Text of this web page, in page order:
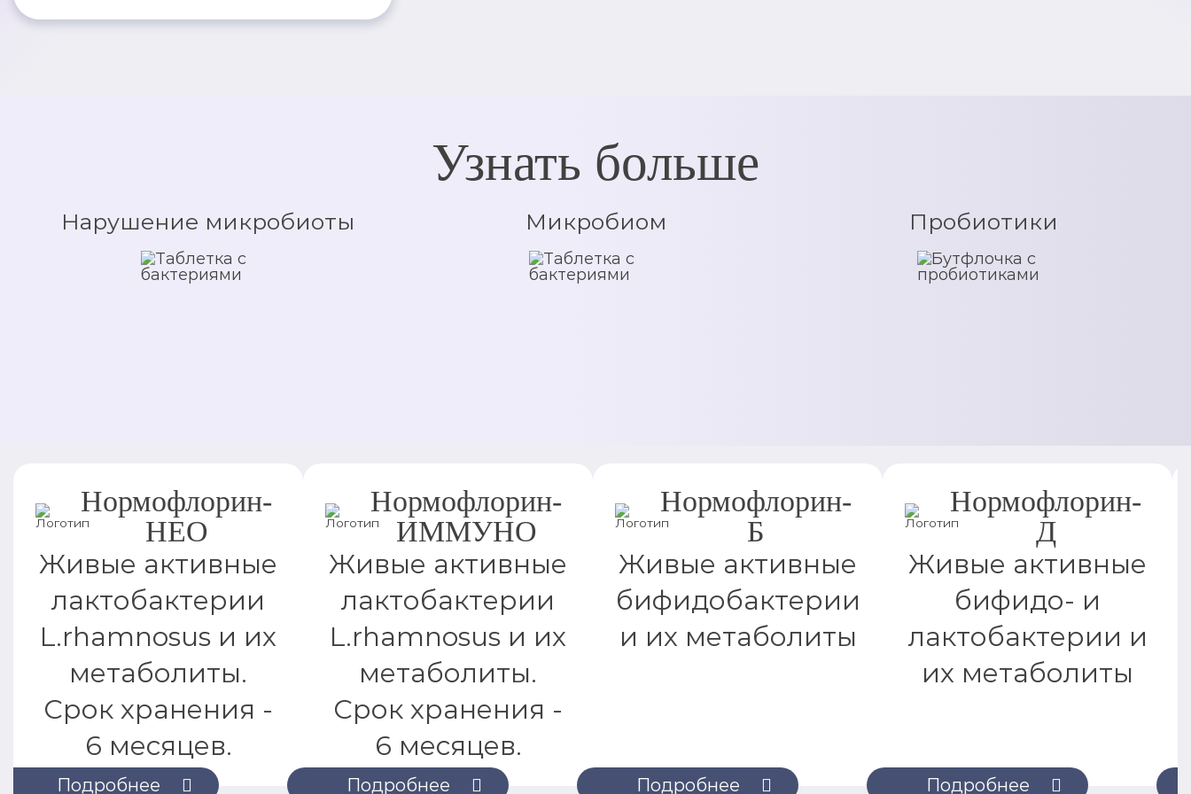
Узнать больше
Нарушение микробиоты Микробиом Пробиотики
Подробнее
Нормофлорин-
НЕО
Живые активные
лактобактерии
L.rhamnosus и их
метаболиты.
Срок хранения -
6 месяцев.
Подробнее
Нормофлорин-
ИММУНО
Живые активные
лактобактерии
L.rhamnosus и их
метаболиты.
Срок хранения -
6 месяцев.
Подробнее
Нормофлорин-
Б
Живые активные
бифидобактерии
и их метаболиты
Подробнее
Нормофлорин-
Д
Живые активные
бифидо- и
лактобактерии и
их метаболиты